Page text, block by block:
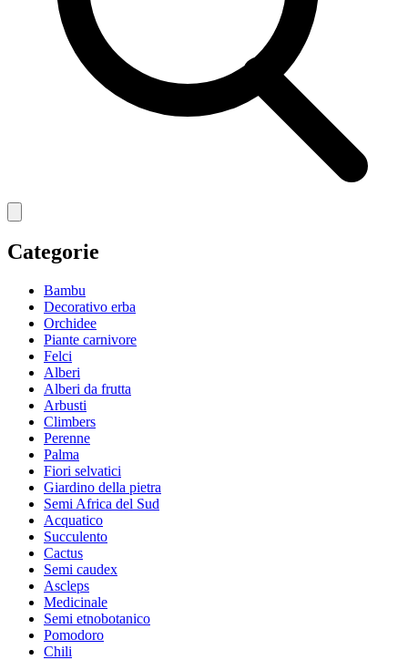
Categorie
Bambu
Decorativo erba
Orchidee
Piante carnivore
Felci
Alberi
Alberi da frutta
Arbusti
Climbers
Perenne
Palma
Fiori selvatici
Giardino della pietra
Semi Africa del Sud
Acquatico
Succulento
Cactus
Semi caudex
Ascleps
Medicinale
Semi etnobotanico
Pomodoro
Chili